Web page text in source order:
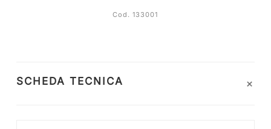
Cod. 133001
SCHEDA TECNICA +